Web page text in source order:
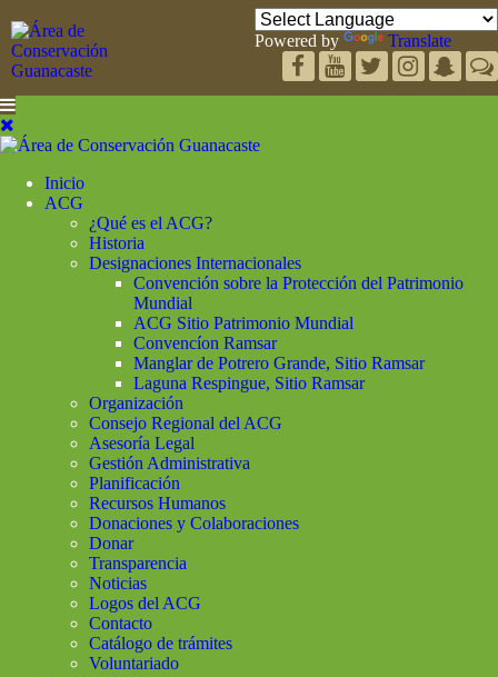
Powered by Translate
Inicio
ACG
¿Qué es el ACG?
Historia
Designaciones Internacionales
Convención sobre la Protección del Patrimonio
Mundial
ACG Sitio Patrimonio Mundial
Convencíon Ramsar
Manglar de Potrero Grande, Sitio Ramsar
Laguna Respingue, Sitio Ramsar
Organización
Consejo Regional del ACG
Asesoría Legal
Gestión Administrativa
Planificación
Recursos Humanos
Donaciones y Colaboraciones
Donar
Transparencia
Noticias
Logos del ACG
Contacto
Catálogo de trámites
Voluntariado